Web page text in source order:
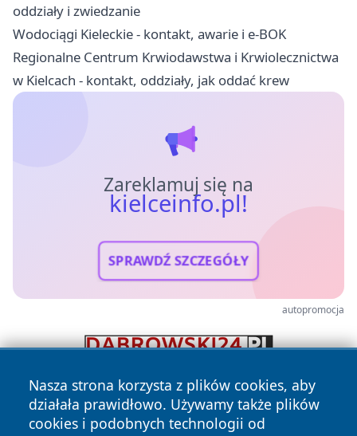
oddziały i zwiedzanie
Wodociągi Kieleckie - kontakt, awarie i e-BOK
Regionalne Centrum Krwiodawstwa i Krwiolecznictwa
w Kielcach - kontakt, oddziały, jak oddać krew
Zareklamuj się na
kielceinfo.pl!
SPRAWDŹ SZCZEGÓŁY
autopromocja
Nasza strona korzysta z plików cookies, aby
działała prawidłowo. Używamy także plików
cookies i podobnych technologii od